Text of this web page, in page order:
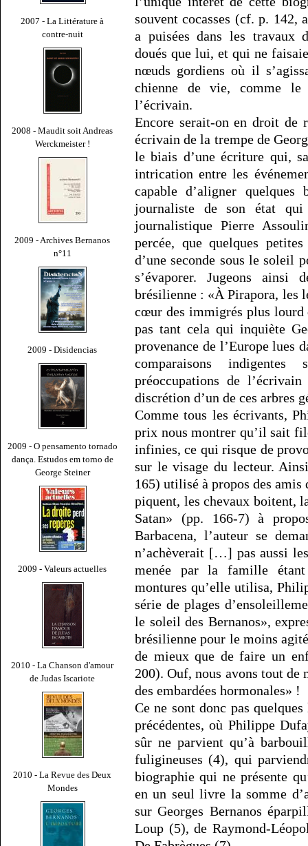
2007 - La Littérature à
contre-nuit
2008 - Maudit soit Andreas
Werckmeister !
2009 - Archives Bernanos
n°11
2009 - Disidencias
2009 - O pensamento tornado
dança. Estudos em torno de
George Steiner
2009 - Valeurs actuelles
2010 - La Chanson d'amour
de Judas Iscariote
2010 - La Revue des Deux
Mondes
souvent cocasses (cf. p. 142,
a puisées dans les travaux
doués que lui, et qui ne
nœuds gordiens où il
chienne de vie, comme le
l’écrivain.
Encore serait-on en droit de
écrivain de la trempe de
le biais d’une écriture qui,
intrication entre les
capable d’aligner
journaliste de son état
journalistique Pierre
percée, que quelques
d’une seconde sous le soleil
s’évaporer. Jugeons
brésilienne : «À Pirapora, les
cœur des immigrés plus lourd
pas tant cela qui inquiète
provenance de l’Europe lues
comparaisons
préoccupations de
discrétion d’un de ces arbres
Comme tous les écrivants,
prix nous montrer qu’il sait
infinies, ce qui risque de
sur le visage du lecteur.
165) utilisé à propos des
piquent, les chevaux boitent,
Satan» (pp. 166-7) à
Barbacena, l’auteur se
n’achèverait […] pas aussi
menée par la famille
montures qu’elle utilisa,
série de plages
le soleil des Bernanos»,
brésilienne pour le moins
de mieux que de faire un
200). Ouf, nous avons tout de
des embardées hormonales» !
Ce ne sont donc pas
précédentes, où Philippe
sûr ne parvient qu’à
fuligineuses (4), qui
biographie qui ne présente
en un seul livre la somme
sur Georges Bernanos
Loup (5), de Raymond-